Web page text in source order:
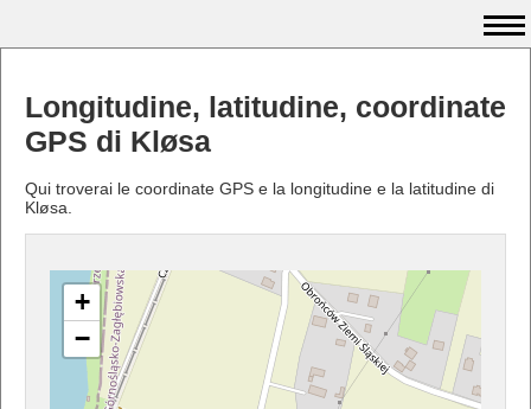
Longitudine, latitudine, coordinate
GPS di Kløsa
Qui troverai le coordinate GPS e la longitudine e la latitudine di
Kløsa.
+
−